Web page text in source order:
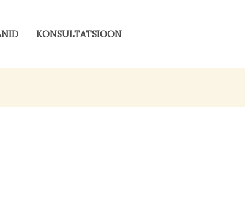
KONSULTATSIOON